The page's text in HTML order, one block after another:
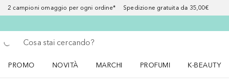
2 campioni omaggio per ogni ordine* Spedizione gratuita da 35,00€
Torna indietro
Esegui ricerca
PROMO
NOVITÀ
MARCHI
PROFUMI
K-BEAUTY